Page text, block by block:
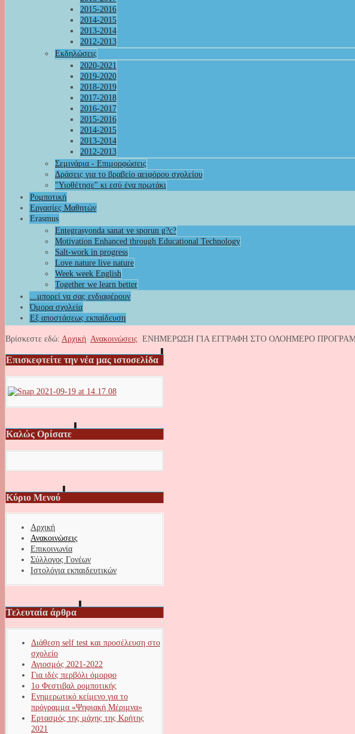
2015-2016
2014-2015
2013-2014
2012-2013
Εκδηλώσεις
2020-2021
2019-2020
2018-2019
2017-2018
2016-2017
2015-2016
2014-2015
2013-2014
2012-2013
Σεμινάρια - Επιμορφώσεις
Δράσεις για το βραβείο αειφόρου σχολείου
"Υιοθέτησε" κι εσύ ένα πρωτάκι
Ρομποτική
Εργασίες Μαθητών
Erasmus
Entegrasyonda sanat ve sporun g?c?
Motivation Enhanced through Educational Technology
Salt-work in progress
Love nature live nature
Week week English
Together we learn better
...μπορεί να σας ενδιαφέρουν
Όμορα σχολεία
Εξ αποστάσεως εκπαίδευση
Βρίσκεστε εδώ: Αρχική Ανακοινώσεις ΕΝΗΜΕΡΩΣΗ ΓΙΑ ΕΓΓΡΑΦΗ ΣΤΟ ΟΛΟΗΜΕΡΟ
Επισκεφτείτε την νέα μας ιστοσελίδα
Καλώς Ορίσατε
Κύριο Μενού
Αρχική
Ανακοινώσεις
Επικοινωνία
Σύλλογος Γονέων
Ιστολόγια εκπαιδευτικών
Τελευταία άρθρα
Διάθεση self test και προσέλευση στο
σχολείο
Αγιοσμός 2021-2022
Για ιδές περβόλι όμορφο
1ο Φεστιβαλ ρομποτικής
Ενημερωτικό κείμενο για το
πρόγραμμα «Ψηφιακή Μέριμνα»
Ερτασμός της μάχης της Κρήτης
2021